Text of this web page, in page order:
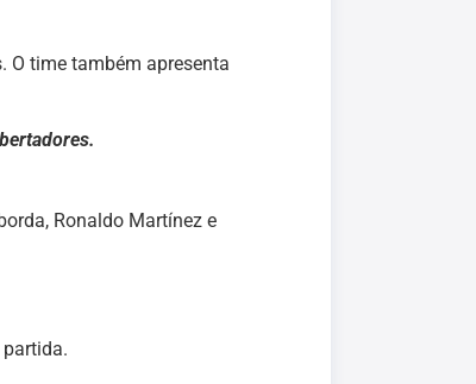
O time também apresenta
Ronaldo Martínez e